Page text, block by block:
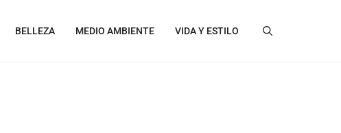
BELLEZA MEDIO AMBIENTE VIDA Y ESTILO